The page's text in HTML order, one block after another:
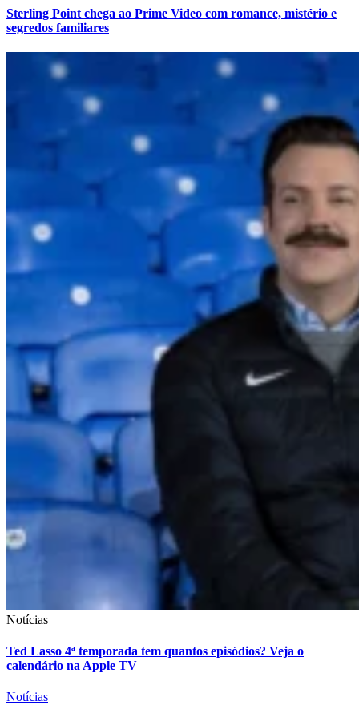
Sterling Point chega ao Prime Video com romance, mistério e
segredos familiares
Notícias
Ted Lasso 4ª temporada tem quantos episódios? Veja o
calendário na Apple TV
Notícias